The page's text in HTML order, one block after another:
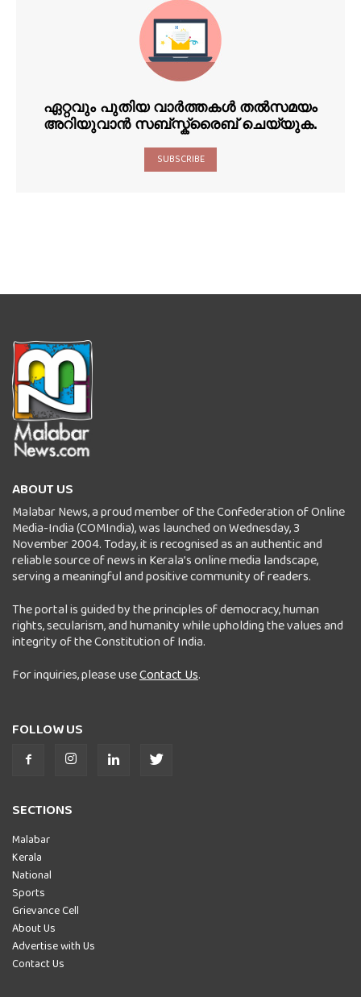
ഏറ്റവും പുതിയ വാർത്തകൾ തൽസമയം
അറിയുവാൻ സബ്സ്ക്രൈബ് ചെയ്യുക.
SUBSCRIBE
ABOUT US
Malabar News, a proud member of the Confederation of Online
Media-India (COMIndia), was launched on Wednesday, 3
November 2004. Today, it is recognised as an authentic and
reliable source of news in Kerala’s online media landscape,
serving a meaningful and positive community of readers.
The portal is guided by the principles of democracy, human
rights, secularism, and humanity while upholding the values and
integrity of the Constitution of India.
For inquiries, please useContact Us.
FOLLOW US
SECTIONS
Malabar
Kerala
National
Sports
Grievance Cell
About Us
Advertise with Us
Contact Us